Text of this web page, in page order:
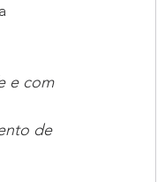
e com
de